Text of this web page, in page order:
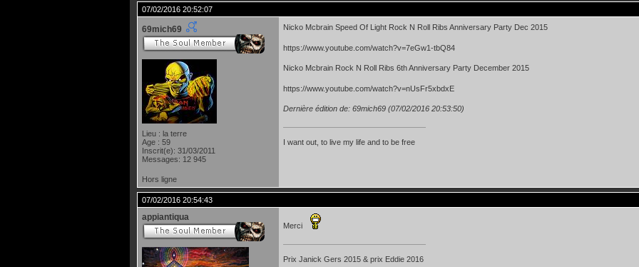
07/02/2016 20:52:07
69mich69
Lieu : la terre
Age : 59
Inscrit(e): 31/03/2011
Messages: 12 945
Nicko Mcbrain Speed Of Light Rock N Roll Ribs Anniversary Party Dec 2015
https://www.youtube.com/watch?v=7eGw1-tbQ84
Nicko Mcbrain Rock N Roll Ribs 6th Anniversary Party December 2015
https://www.youtube.com/watch?v=nUsFr5xbdxE
Dernière édition de: 69mich69 (07/02/2016 20:53:50)
I want out, to live my life and to be free
Hors ligne
07/02/2016 20:54:43
appiantiqua
Merci
Prix Janick Gers 2015 & prix Eddie 2016